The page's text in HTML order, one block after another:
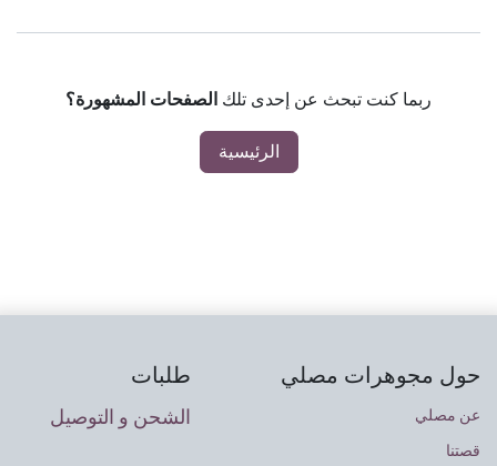
ربما كنت تبحث عن إحدى تلك الصفحات المشهورة؟
الرئيسية
حول مجوهرات مصلي
عن مصلي
قصتنا
طلبات
الشحن و التوصيل